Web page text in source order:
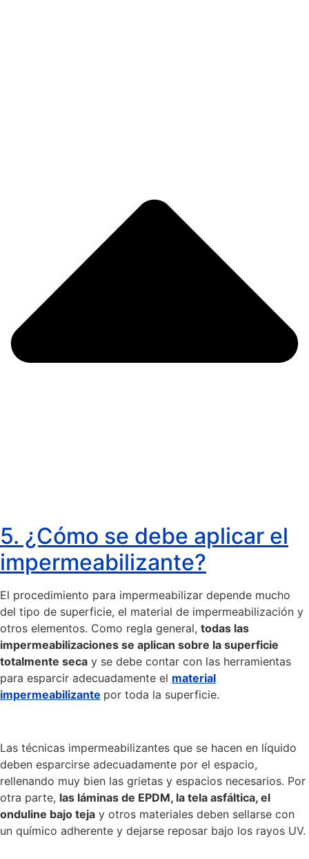
5. ¿Cómo se debe aplicar el
impermeabilizante?
El procedimiento para impermeabilizar depende mucho
del tipo de superficie, el material de impermeabilización y
otros elementos. Como regla general, todas las
impermeabilizaciones se aplican sobre la superficie
totalmente seca y se debe contar con las herramientas
para esparcir adecuadamente el material
impermeabilizante por toda la superficie.
Las técnicas impermeabilizantes que se hacen en líquido
deben esparcirse adecuadamente por el espacio,
rellenando muy bien las grietas y espacios necesarios. Por
otra parte, las láminas de EPDM, la tela asfáltica, el
onduline bajo teja y otros materiales deben sellarse con
un químico adherente y dejarse reposar bajo los rayos UV.